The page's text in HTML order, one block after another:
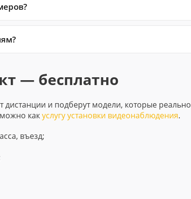
— бесплатно
и подберут модели, которые реально
какуслугу установки видеонаблюдения.
въезд;